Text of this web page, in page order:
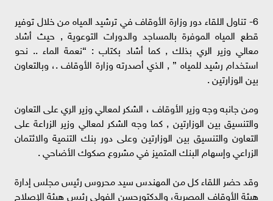
6- تناول اللقاء دور وزارة الأوقاف في ترشيد المياه من خلال توفير
قطع المياه الموفرة بالمساجد والدورات التوعوية , حيث أشاد
معالي وزير الري بذلك , كما أشاد بكتاب : “نعمة الماء .. نحو
استخدام رشيد للمياه ” , الذي أصدرته وزارة الأوقاف .، وبالتعاون
بين الوزارتين .
ومن جانبه وجه وزير الأوقاف ، الشكر لمعالي وزير الري على التعاون
والتنسيق بين الوزارتين , كما وجه الشكر لمعالي وزير الزراعة على
التعاون والتنسيق بين الوزارتين وعلى دور بنك التنمية والائتمان
الزراعي وإسهام البنك المتميز في مشروع صكوك الأضاحي .
وقد حضر اللقاء كل من المهندس سيد محروس رئيس مجلس إدارة
هيئة الأوقاف المصرية، والدكتورحسن الفولي رئيس هيئة الإصلاح